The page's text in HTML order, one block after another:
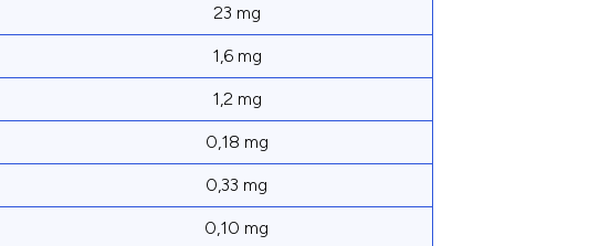
23 mg
1,6 mg
1,2 mg
0,18 mg
0,33 mg
0,10 mg